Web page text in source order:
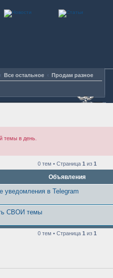
Все остальное
Продам разное
темы в день.
0 тем • Страница 1 из 1
Объявления
уведомления в Telegram
СВОИ темы
0 тем • Страница 1 из 1